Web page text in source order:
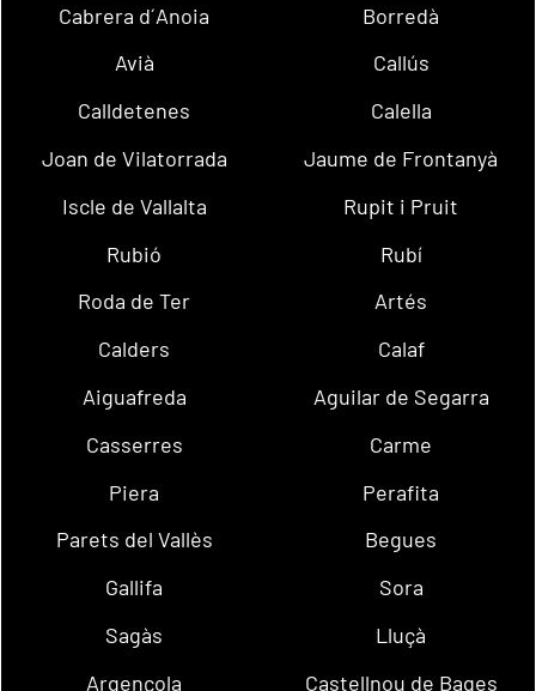
Cabrera d´Anoia
Borredà
Avià
Callús
Calldetenes
Calella
Joan de Vilatorrada
Jaume de Frontanyà
Iscle de Vallalta
Rupit i Pruit
Rubió
Rubí
Roda de Ter
Artés
Calders
Calaf
Aiguafreda
Aguilar de Segarra
Casserres
Carme
Piera
Perafita
Parets del Vallès
Begues
Gallifa
Sora
Sagàs
Lluçà
Argençola
Castellnou de Bages